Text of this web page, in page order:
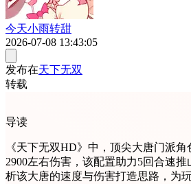
今天小雨转甜
2026-07-08 13:43:05
发布在天下无双
转载
导读
《天下无双HD》中，顶尖大唐门派角
2900左右伤害，该配置助力5回合速
析该大唐的速度与伤害打造思路，为